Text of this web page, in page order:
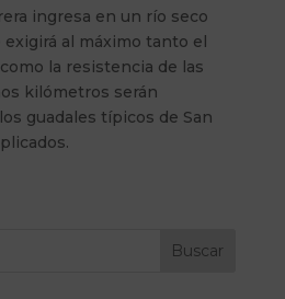
ingresa en un río seco
al máximo tanto el
la resistencia de las
kilómetros serán
guadales típicos de San
Buscar